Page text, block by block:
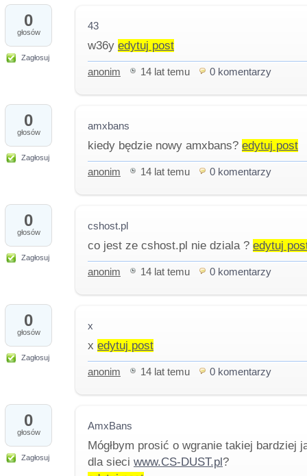
0
głosów
Zagłosuj
43
w36y edytuj post
anonim 14 lat temu 0 komentarzy
0
głosów
Zagłosuj
amxbans
kiedy będzie nowy amxbans? edytuj post
anonim 14 lat temu 0 komentarzy
0
głosów
Zagłosuj
cshost.pl
co jest ze cshost.pl nie dziala ? edytuj
anonim 14 lat temu 0 komentarzy
0
głosów
Zagłosuj
x
x edytuj post
anonim 14 lat temu 0 komentarzy
0
głosów
Zagłosuj
AmxBans
Mógłbym prosić o wgranie takiej bardziej
dla sieci www.CS-DUST.pl?